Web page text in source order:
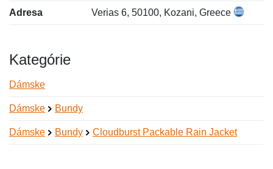
Adresa Verias 6, 50100, Kozani, Greece
Kategórie
Dámske
Dámske Bundy
Dámske Bundy Cloudburst Packable Rain Jacket